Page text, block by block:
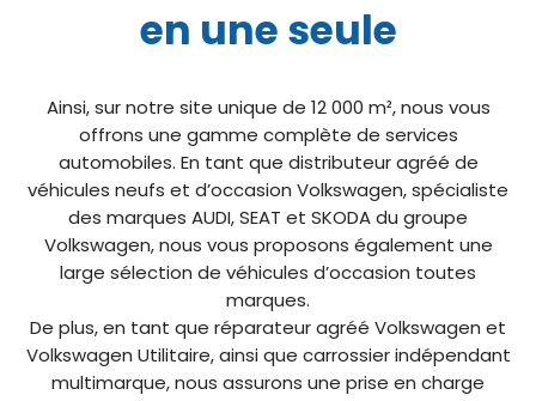
en une seule
Ainsi, sur notre site unique de 12 000 m², nous vous
offrons une gamme complète de services
automobiles. En tant que distributeur agréé de
véhicules neufs et d’occasion Volkswagen, spécialiste
des marques AUDI, SEAT et SKODA du groupe
Volkswagen, nous vous proposons également une
large sélection de véhicules d’occasion toutes
marques.
De plus, en tant que réparateur agréé Volkswagen et
Volkswagen Utilitaire, ainsi que carrossier indépendant
multimarque, nous assurons une prise en charge